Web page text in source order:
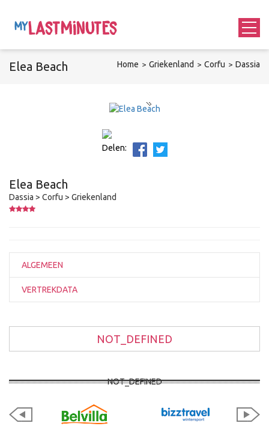
Elea Beach Home Griekenland Corfu Dassia
Delen:
Elea Beach
Dassia > Corfu > Griekenland
ALGEMEEN
VERTREKDATA
NOT_DEFINED
NOT_DEFINED